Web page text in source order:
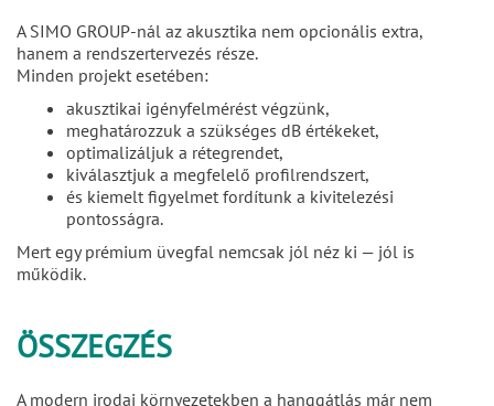
A SIMO GROUP-nál az akusztika nem opcionális extra,
hanem a rendszertervezés része.
Minden projekt esetében:
akusztikai igényfelmérést végzünk,
meghatározzuk a szükséges dB értékeket,
optimalizáljuk a rétegrendet,
kiválasztjuk a megfelelő profilrendszert,
és kiemelt figyelmet fordítunk a kivitelezési
pontosságra.
Mert egy prémium üvegfal nemcsak jól néz ki — jól is
működik.
ÖSSZEGZÉS
A modern irodai környezetekben a hanggátlás már nem